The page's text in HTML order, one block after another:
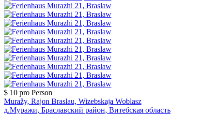
$ 10 pro Person
Muražy, Rajon Braslau, Wizebskaja Woblasz
д.Муражи, Браславский район, Витебская область